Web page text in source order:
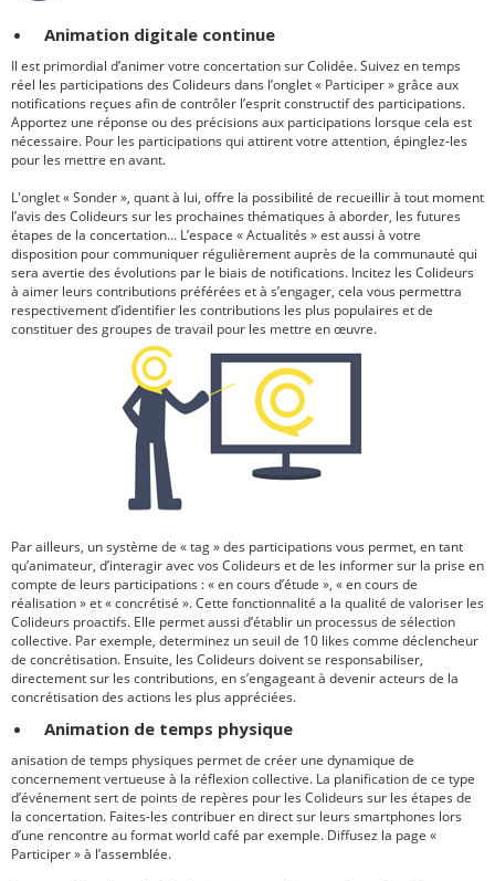
Animation digitale continue
Il est primordial d’animer votre concertation sur Colidée. Suivez en temps
réel les participations des Colideurs dans l’onglet « Participer » grâce aux
notifications reçues afin de contrôler l’esprit constructif des participations.
Apportez une réponse ou des précisions aux participations lorsque cela est
nécessaire. Pour les participations qui attirent votre attention, épinglez-les
pour les mettre en avant.
L'onglet « Sonder », quant à lui, offre la possibilité de recueillir à tout moment
l’avis des Colideurs sur les prochaines thématiques à aborder, les futures
étapes de la concertation... L’espace « Actualités » est aussi à votre
disposition pour communiquer régulièrement auprès de la communauté qui
sera avertie des évolutions par le biais de notifications. Incitez les Colideurs
à aimer leurs contributions préférées et à s’engager, cela vous permettra
respectivement d’identifier les contributions les plus populaires et de
constituer des groupes de travail pour les mettre en œuvre.
Par ailleurs, un système de « tag » des participations vous permet, en tant
qu’animateur, d’interagir avec vos Colideurs et de les informer sur la prise en
compte de leurs participations : « en cours d’étude », « en cours de
réalisation » et « concrétisé ». Cette fonctionnalité a la qualité de valoriser les
Colideurs proactifs. Elle permet aussi d’établir un processus de sélection
collective. Par exemple, determinez un seuil de 10 likes comme déclencheur
de concrétisation. Ensuite, les Colideurs doivent se responsabiliser,
directement sur les contributions, en s’engageant à devenir acteurs de la
concrétisation des actions les plus appréciées.
Animation de temps physique
anisation de temps physiques permet de créer une dynamique de
concernement vertueuse à la réflexion collective. La planification de ce type
d’événement sert de points de repères pour les Colideurs sur les étapes de
la concertation. Faites-les contribuer en direct sur leurs smartphones lors
d’une rencontre au format world café par exemple. Diffusez la page «
Participer » à l’assemblée.